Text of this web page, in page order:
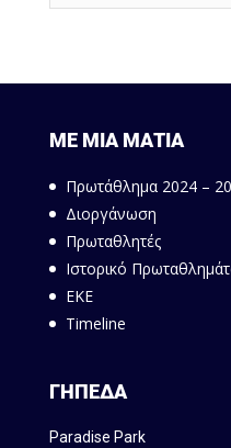
ΜΕ ΜΙΑ ΜΑΤΙΑ
Πρωτάθλημα 2024 –
Διοργάνωση
Πρωταθλητές
Ιστορικό
ΕΚΕ
Timeline
ΓΗΠΕΔΑ
Paradise Park